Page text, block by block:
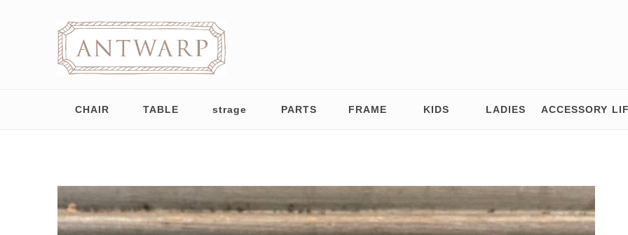
CHAIR TABLE strage PARTS FRAME KIDS LADIES ACCESSORY